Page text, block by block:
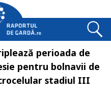
perioada de
pentru bolnavii de
stadiul III